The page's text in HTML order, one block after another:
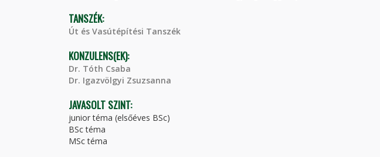
TANSZÉK:
Út és Vasútépítési Tanszék
KONZULENS(EK):
Dr. Tóth Csaba
Dr. Igazvölgyi Zsuzsanna
JAVASOLT SZINT:
junior téma (elsőéves BSc)
BSc téma
MSc téma